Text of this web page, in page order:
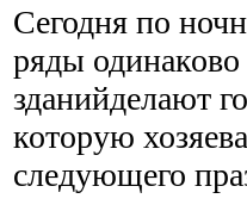
Сегодня по
ряды
зданийделают
которую
следующего